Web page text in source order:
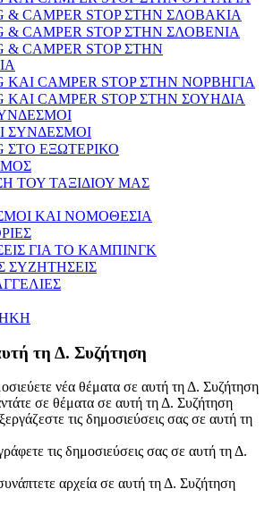
& CAMPER STOP ΣΤΗΝ ΣΛΟΒΑΚΙΑ
& CAMPER STOP ΣΤΗΝ ΣΛΟΒΕΝΙΑ
CAMPER STOP ΣΤΗΝ
KAI CAMPER STOP ΣΤΗΝ ΝΟΡΒΗΓΙΑ
KAI CAMPER STOP ΣΤΗΝ ΣΟΥΗΔΙΑ
ΣΥΝΔΕΣΜΟΙ
ΣΤΟ ΕΞΩΤΕΡΙΚΟ
ΤΟΥ ΤΑΞΙΔΙΟΥ ΜΑΣ
ΚΑΙ ΝΟΜΟΘΕΣΙΑ
ΓΙΑ ΤΟ ΚΑΜΠΙΝΓΚ
τη Δ. Συζήτηση
νέα θέματα σε αυτή τη Δ. Συζήτηση
σε θέματα σε αυτή τη Δ. Συζήτηση
τις δημοσιεύσεις σας σε αυτή τη
τις δημοσιεύσεις σας σε αυτή τη Δ.
αρχεία σε αυτή τη Δ. Συζήτηση